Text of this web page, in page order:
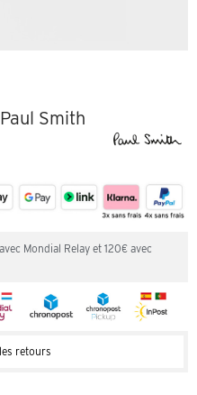
Smith
Mondial Relay et 120€ avec
retours